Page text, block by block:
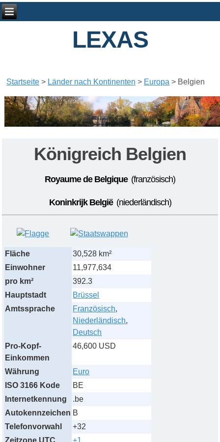
LEXAS
Startseite > Länder nach Kontinenten > Europa > Belgien
Königreich Belgien
Royaume de Belgique (französisch)
Koninkrijk België (niederländisch)
Fläche
30,528 km²
Einwohner
11,977,634
pro km²
392.3
Hauptstadt
Brüssel
Amtssprache
Französisch,
Niederländisch,
Deutsch
Pro-Kopf-
Einkommen
46,600 USD
Währung
Euro
ISO 3166 Kode
BE
Internetkennung
.be
Autokennzeichen B
Telefonvorwahl
+32
Zeitzone UTC
+1